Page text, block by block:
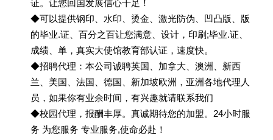
证。让您回国发展信心十足！
◆可以提供钢印、水印、烫金、激光防伪、凹凸版、版
的毕业.证、百分之百让您满意、设计，印刷;毕业.证、
成绩、单，真实大使馆教育部认证，速度快。
◆招聘代理：本公司诚聘英国、加拿大、澳洲、新西
兰、美国、法国、德国、新加坡欧洲，亚洲各地代理人
员，如果你有业余时间，有兴趣就请联系我们
◆校园代理，报酬丰厚。真诚期待您的加盟。24小时服
务 为您服务 专业服务,使命必赴！